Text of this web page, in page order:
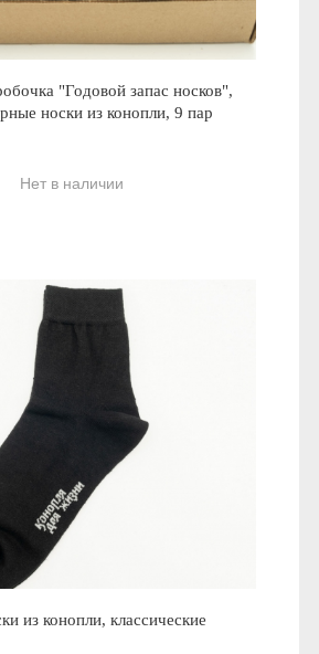
"Годовой запас носков",
носки из конопли, 9 пар
Нет в наличии
из конопли, классические